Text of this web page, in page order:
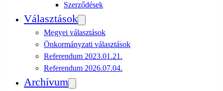
Szerződések
Választások
Megyei választások
Önkormányzati választások
Referendum 2023.01.21.
Referendum 2026.07.04.
Archívum